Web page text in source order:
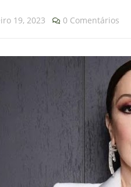
19, 2023 0 Comentários